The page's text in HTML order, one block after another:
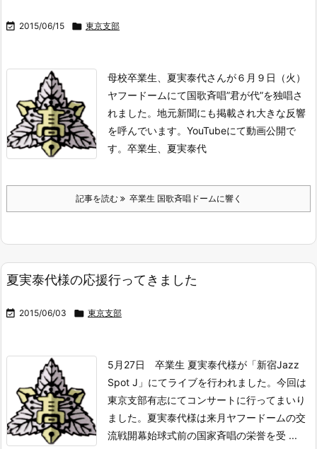
 2015/06/15  東京支部
母校卒業生、夏実泰代さんが６月９日（火）
ヤフードームにて国歌斉唱”君が代”を独唱さ
れました。 地元新聞にも掲載され大きな反響
を呼んでいます。 YouTubeにて動画公開で
す。 卒業生、夏実泰代
記事を読む 卒業生 国歌斉唱ドームに響く
夏実泰代様の応援行ってきました
 2015/06/03  東京支部
5月27日 卒業生 夏実泰代様が「新宿Jazz
Spot J」にてライブを行われました。 今回は
東京支部有志にてコンサートに行ってまいり
ました。 夏実泰代様は来月ヤフードームの交
流戦開幕始球式前の国家斉唱の栄誉を受 ...